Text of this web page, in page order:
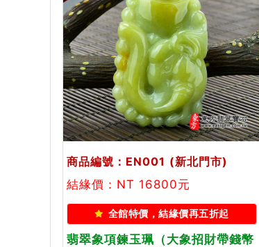
商品編號：EN001 (新北門市)
結緣價：NT 16800元
全館特價，結緣價再五折起
翡翠象項鍊玉珮（大象招財帶錢幣